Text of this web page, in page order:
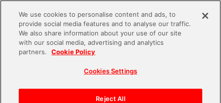
2022.06.22
ィバル 2nd】DAY2セットリスト＆出演者 当日の
熱狂を写真とともに振り返るレポート
We use cookies to personalise content and ads, to
provide social media features and to analyse our traffic.
We also share information about your use of our site
with our social media, advertising and analytics
partners.
Cookie Policy
Cookies Settings
Reject All